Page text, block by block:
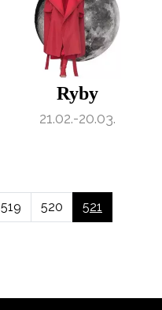
Ryby
21.02.-20.03.
Page
519 Page
520
Aktuální
stránka
521